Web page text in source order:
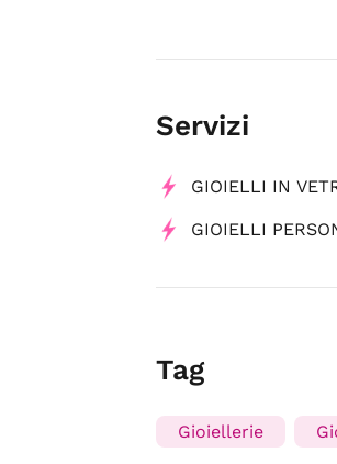
Servizi
GIOIELLI IN
GIOIELLI
Tag
Gioiellerie